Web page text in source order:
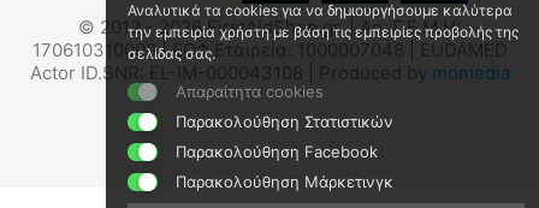
Prestan Μάσκες Προσώπου
Τεχνητής Αναπνοής για
Πρόπλασμα Ενήλικα
PP-AFS-25
Άμεσα διαθέσιμο
Αποστολή εντός 24 ωρών
(χωρίς ΦΠΑ)
Prestan Ανταλλακτικές
Σακκούλες Πνευμόνων για
Πρόπλασμα Ενήλικα
PP-ALB-1
Άμεσα διαθέσιμο
Αποστολή εντός 24 ωρών
€ 1.12
© 2012 - 2026 FirstAidShop.gr. | Αρ. Γ.Ε.Μ.Η:
170610310000 | ΕΟΦ Εταιρεία: 1000007048 | EUDAMED
Actor ID.SNR: EL-IM-000043108 | Produced by momedia
Αναλυτικά τα cookies για να δημιουργήσουμε καλύτερα
την εμπειρία χρήστη με βάση τις εμπειρίες προβολής της
σελίδας σας.
Απαραίτητα cookies
Παρακολούθηση Στατιστικών
Παρακολούθηση Facebook
Παρακολούθηση Μάρκετινγκ